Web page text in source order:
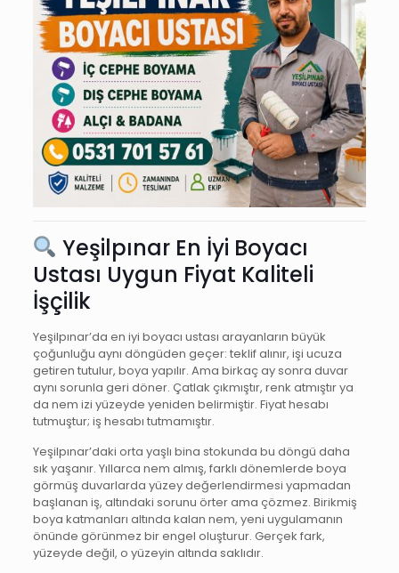
Yeşilpınar En İyi Boyacı
Ustası Uygun Fiyat Kaliteli
İşçilik
Yeşilpınar’da en iyi boyacı ustası arayanların büyük
çoğunluğu aynı döngüden geçer: teklif alınır, işi ucuza
getiren tutulur, boya yapılır. Ama birkaç ay sonra duvar
aynı sorunla geri döner. Çatlak çıkmıştır, renk atmıştır ya
da nem izi yüzeyde yeniden belirmiştir. Fiyat hesabı
tutmuştur; iş hesabı tutmamıştır.
Yeşilpınar’daki orta yaşlı bina stokunda bu döngü daha
sık yaşanır. Yıllarca nem almış, farklı dönemlerde boya
görmüş duvarlarda yüzey değerlendirmesi yapmadan
başlanan iş, altındaki sorunu örter ama çözmez. Birikmiş
boya katmanları altında kalan nem, yeni uygulamanın
önünde görünmez bir engel oluşturur. Gerçek fark,
yüzeyde değil, o yüzeyin altında saklıdır.